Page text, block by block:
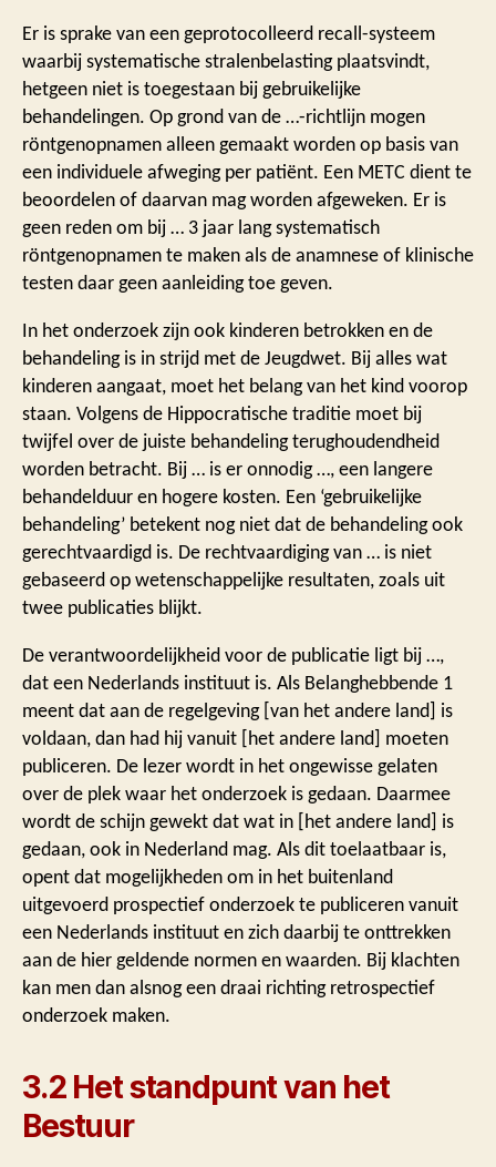
Er is sprake van een geprotocolleerd recall-systeem
waarbij systematische stralenbelasting plaatsvindt,
hetgeen niet is toegestaan bij gebruikelijke
behandelingen. Op grond van de …-richtlijn mogen
röntgenopnamen alleen gemaakt worden op basis van
een individuele afweging per patiënt. Een METC dient te
beoordelen of daarvan mag worden afgeweken. Er is
geen reden om bij … 3 jaar lang systematisch
röntgenopnamen te maken als de anamnese of klinische
testen daar geen aanleiding toe geven.
In het onderzoek zijn ook kinderen betrokken en de
behandeling is in strijd met de Jeugdwet. Bij alles wat
kinderen aangaat, moet het belang van het kind voorop
staan. Volgens de Hippocratische traditie moet bij
twijfel over de juiste behandeling terughoudendheid
worden betracht. Bij … is er onnodig …, een langere
behandelduur en hogere kosten. Een ‘gebruikelijke
behandeling’ betekent nog niet dat de behandeling ook
gerechtvaardigd is. De rechtvaardiging van … is niet
gebaseerd op wetenschappelijke resultaten, zoals uit
twee publicaties blijkt.
De verantwoordelijkheid voor de publicatie ligt bij …,
dat een Nederlands instituut is. Als Belanghebbende 1
meent dat aan de regelgeving [van het andere land] is
voldaan, dan had hij vanuit [het andere land] moeten
publiceren. De lezer wordt in het ongewisse gelaten
over de plek waar het onderzoek is gedaan. Daarmee
wordt de schijn gewekt dat wat in [het andere land] is
gedaan, ook in Nederland mag. Als dit toelaatbaar is,
opent dat mogelijkheden om in het buitenland
uitgevoerd prospectief onderzoek te publiceren vanuit
een Nederlands instituut en zich daarbij te onttrekken
aan de hier geldende normen en waarden. Bij klachten
kan men dan alsnog een draai richting retrospectief
onderzoek maken.
3.2 Het standpunt van het
Bestuur